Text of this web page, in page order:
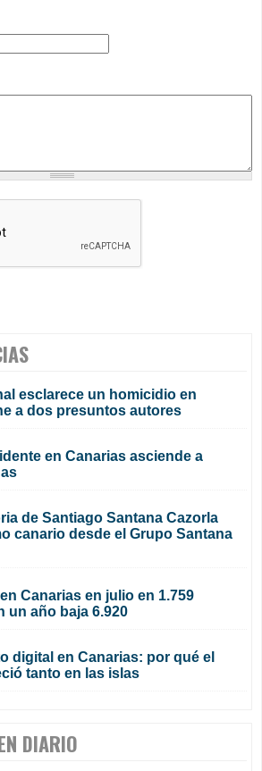
esclarece un homicidio en
a dos presuntos autores
en Canarias asciende a
de Santiago Santana Cazorla
canario desde el Grupo Santana
Canarias en julio en 1.759
un año baja 6.920
digital en Canarias: por qué el
tanto en las islas
DIARIO